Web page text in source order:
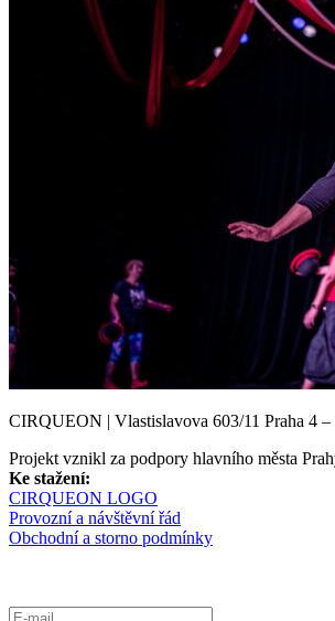
CIRQUEON | Vlastislavova 603/11 Praha 4 –
Projekt vznikl za podpory hlavního města
Ke stažení:
CIRQUEON LOGO
Provozní a návštěvní řád
Obchodní a storno podmínky